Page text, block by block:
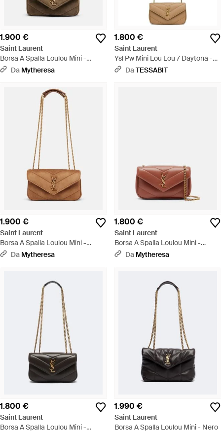
1.900 €
Saint Laurent
Borsa A Spalla Loulou Mini -
Bianco
Da Mytheresa
1.800 €
Saint Laurent
Ysl Pw Mini Lou Lou 7 Daytona -
Bianco
DaTESSABIT
1.900 €
Saint Laurent
Borsa A Spalla Loulou Mini -
Bianco
Da Mytheresa
1.800 €
Saint Laurent
Borsa A Spalla Loulou Mini -
Marrone
Da Mytheresa
1.800 €
Saint Laurent
Borsa A Spalla Loulou Mini -
1.990 €
Saint Laurent
Borsa A Spalla Loulou Mini - Nero